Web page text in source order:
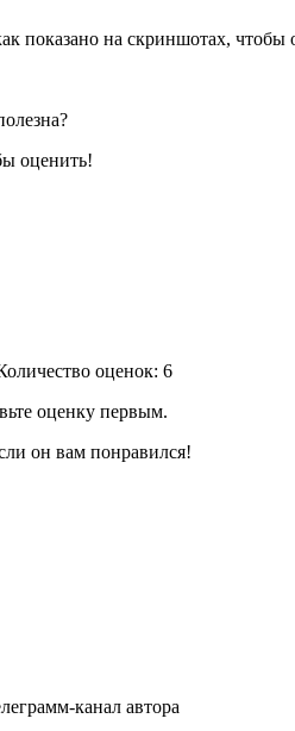
показано на скриншотах, чтобы
оценить!
оценок: 6
оценку первым.
он вам понравился!
канал автора